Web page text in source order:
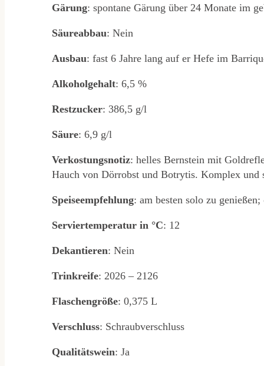
Gärung: spontane Gärung über 24 Monate im
Säureabbau: Nein
Ausbau: fast 6 Jahre lang auf er Hefe im
Alkoholgehalt: 6,5 %
Restzucker: 386,5 g/l
Säure: 6,9 g/l
Verkostungsnotiz: helles Bernstein mit
Hauch von Dörrobst und Botrytis. Komplex und
Speiseempfehlung: am besten solo zu
Serviertemperatur in °C: 12
Dekantieren: Nein
Trinkreife: 2026 – 2126
Flaschengröße: 0,375 L
Verschluss: Schraubverschluss
Qualitätswein: Ja